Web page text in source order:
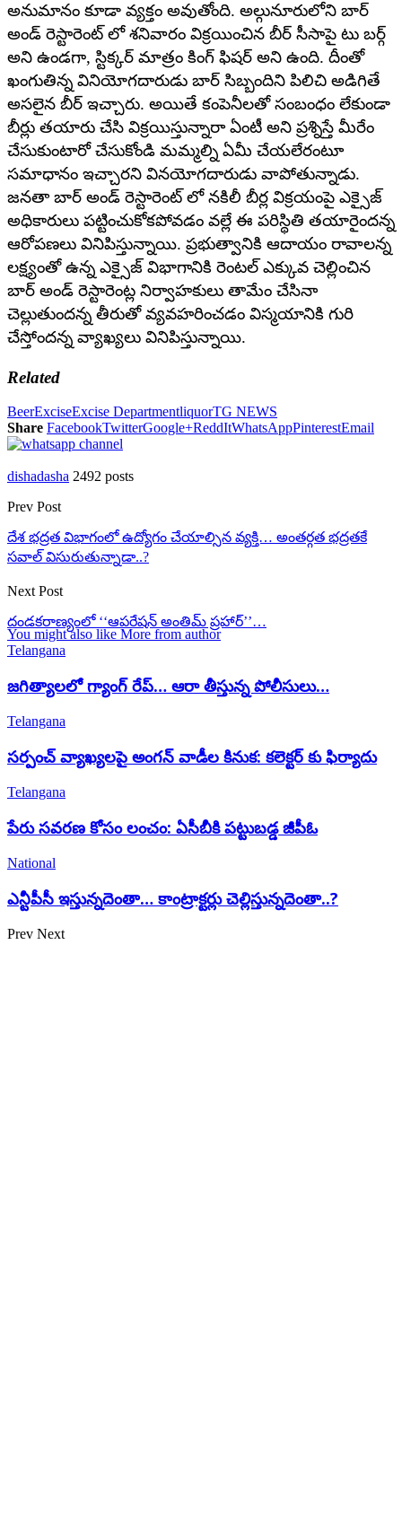
అనుమానం కూడా వ్యక్తం అవుతోంది. అల్గునూరులోని బార్
అండ్ రెస్టారెంట్ లో శనివారం విక్రయించిన బీర్ సీసాపై టు బర్గ్
అని ఉండగా, స్టిక్కర్ మాత్రం కింగ్ ఫిషర్ అని ఉంది. దీంతో
ఖంగుతిన్న వినియోగదారుడు బార్ సిబ్బందిని పిలిచి అడిగితే
అసలైన బీర్ ఇచ్చారు. అయితే కంపెనీలతో సంబంధం లేకుండా
బీర్లు తయారు చేసి విక్రయిస్తున్నారా ఏంటీ అని ప్రశ్నిస్తే మీరేం
చేసుకుంటారో చేసుకోండి మమ్మల్ని ఏమీ చేయలేరంటూ
సమాధానం ఇచ్చారని వినయోగదారుడు వాపోతున్నాడు.
జనతా బార్ అండ్ రెస్టారెంట్ లో నకిలీ బీర్ల విక్రయంపై ఎక్సైజ్
అధికారులు పట్టించుకోకపోవడం వల్లే ఈ పరిస్థితి తయారైందన్న
ఆరోపణలు వినిపిస్తున్నాయి. ప్రభుత్వానికి ఆదాయం రావాలన్న
లక్ష్యంతో ఉన్న ఎక్సైజ్ విభాగానికి రెంటల్ ఎక్కువ చెల్లించిన
బార్ అండ్ రెస్టారెంట్ల నిర్వాహకులు తామేం చేసినా
చెల్లుతుందన్న తీరుతో వ్యవహరించడం విస్మయానికి గురి
చేస్తోందన్న వ్యాఖ్యలు వినిపిస్తున్నాయి.
Related
BeerExciseExcise DepartmentliquorTG NEWS
Share FacebookTwitterGoogle+ReddItWhatsAppPinterestEmail
dishadasha 2492 posts
Prev Post
దేశ భద్రత విభాగంలో ఉద్యోగం చేయాల్సిన వ్యక్తి… అంతర్గత భద్రతకే
సవాల్ విసురుతున్నాడా..?
Next Post
దండకరాణ్యంలో ‘‘ఆపరేషన్ అంతిమ్ ప్రహార్’’…
You might also like More from author
Telangana
జగిత్యాలలో గ్యాంగ్ రేప్… ఆరా తీస్తున్న పోలీసులు…
Telangana
సర్పంచ్ వ్యాఖ్యలపై అంగన్ వాడీల కినుక: కలెక్టర్ కు ఫిర్యాదు
Telangana
పేరు సవరణ కోసం లంచం: ఏసీబీకి పట్టుబడ్డ జీపీఓ
National
ఎన్టీపీసీ ఇస్తున్నదెంతా… కాంట్రాక్టర్లు చెల్లిస్తున్నదెంతా..?
Prev Next